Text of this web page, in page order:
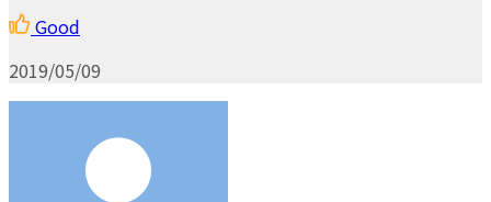
Good
2019/05/09